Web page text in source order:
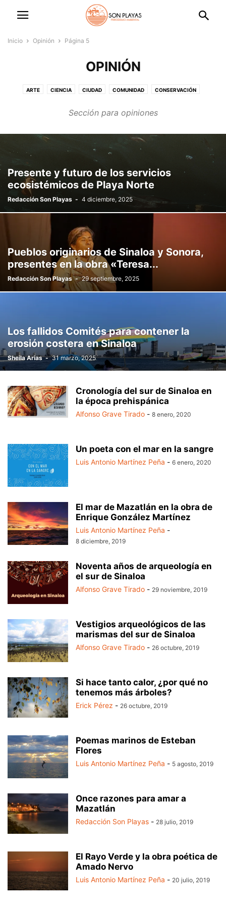
Inicio Opinión Página 5
OPINIÓN
ARTE CIENCIA CIUDAD COMUNIDAD CONSERVACIÓN
LATINOAMÉRICA MEDIO AMBIENTE
SINALOA TURISMO
Sección para opiniones
Presente y futuro de los servicios
ecosistémicos de Playa Norte
Redacción Son Playas - 4 diciembre, 2025
Pueblos originarios de Sinaloa y Sonora,
presentes en la obra «Teresa...
Redacción Son Playas - 29 septiembre, 2025
Los fallidos Comités para contener la
erosión costera en Sinaloa
Sheila Arias - 31 marzo, 2025
Cronología del sur de Sinaloa en
la época prehispánica
Alfonso Grave Tirado - 8 enero, 2020
Un poeta con el mar en la sangre
Luis Antonio Martínez Peña - 6 enero, 2020
El mar de Mazatlán en la obra de
Enrique González Martínez
Luis Antonio Martínez Peña -
8 diciembre, 2019
Noventa años de arqueología en
el sur de Sinaloa
Alfonso Grave Tirado - 29 noviembre, 2019
Vestigios arqueológicos de las
marismas del sur de Sinaloa
Alfonso Grave Tirado - 26 octubre, 2019
Si hace tanto calor, ¿por qué no
tenemos más árboles?
Erick Pérez - 26 octubre, 2019
Poemas marinos de Esteban
Flores
Luis Antonio Martínez Peña - 5 agosto, 2019
Once razones para amar a
Mazatlán
Redacción Son Playas - 28 julio, 2019
El Rayo Verde y la obra poética de
Amado Nervo
Luis Antonio Martínez Peña - 20 julio, 2019